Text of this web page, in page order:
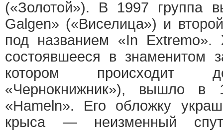
(«Золотой»). В 1997 группа
Galgen» («Виселица») и
под названием «In Extremo».
состоявшееся в знаменитом
котором происходит
«Чернокнижник»), вышло в
«Hameln». Его обложку
крыса — неизменный